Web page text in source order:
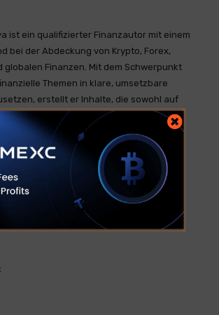
ist ein qualifizierter Finanzautor mit einem
bei der Abdeckung von Krypto, Forex,
Finanzen. Mit dem Schwerpunkt
Themen in klare, umsetzbare
erstellt er Inhalte, die sowohl auf
auf Einzelhandelsinvestoren
LinkedIn